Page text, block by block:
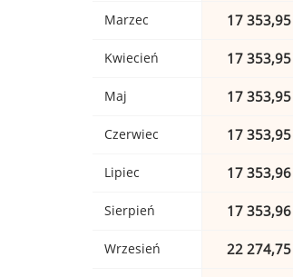
Marzec 17 353,95
Kwiecień 17 353,95
Maj 17 353,95
Czerwiec 17 353,95
Lipiec 17 353,96
Sierpień 17 353,96
Wrzesień 22 274,75